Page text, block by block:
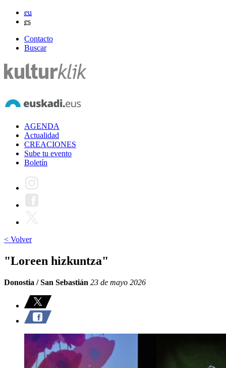
eu
es
Contacto
Buscar
AGENDA
Actualidad
CREACIONES
Sube tu evento
Boletín
< Volver
"Loreen hizkuntza"
Donostia / San Sebastián 23 de mayo 2026